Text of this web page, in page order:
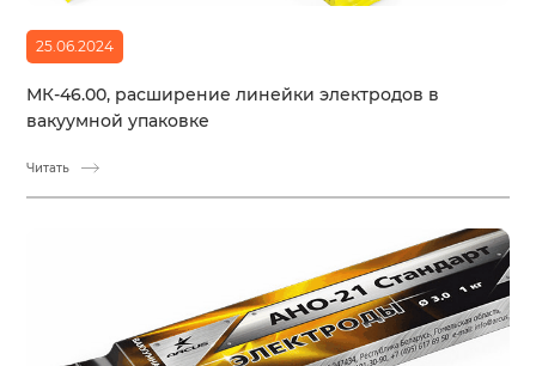
25.06.2024
МК-46.00, расширение линейки электродов в
вакуумной упаковке
Читать